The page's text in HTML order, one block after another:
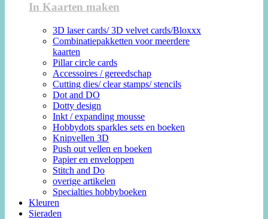
In Kaarten maken
3D laser cards/ 3D velvet cards/Bloxxx
Combinatiepakketten voor meerdere
kaarten
Pillar circle cards
Accessoires / gereedschap
Cutting dies/ clear stamps/ stencils
Dot and DO
Dotty design
Inkt / expanding mousse
Hobbydots sparkles sets en boeken
Knipvellen 3D
Push out vellen en boeken
Papier en enveloppen
Stitch and Do
overige artikelen
Specialties hobbyboeken
Kleuren
Sieraden